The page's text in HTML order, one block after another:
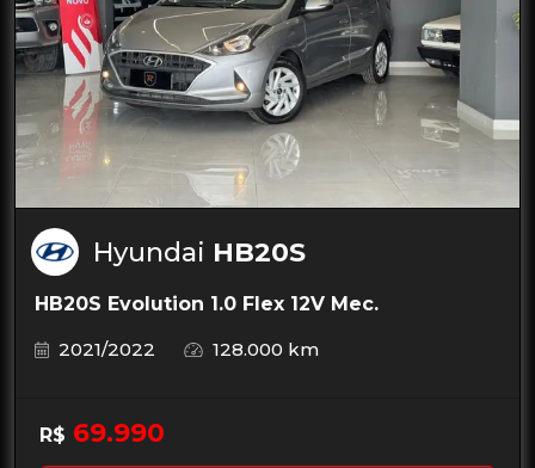
Hyundai HB20S
HB20S Evolution 1.0 Flex 12V Mec.
2021/2022
128.000 km
R$ 69.990